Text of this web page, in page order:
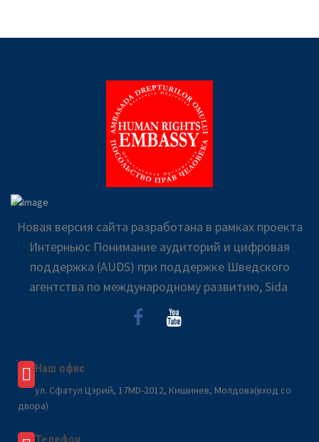
Новая версия сайта разработана в рамках проекта
Интерньюс Понимание аудиторий и цифровая
поддержка (AUDS) при поддержке Шведского
агентства по международному развитию, Sida
Наш офис
ул. Сфатул Цэрий, 17MD-2012, Кишинев, Молдова(вход со
двора)